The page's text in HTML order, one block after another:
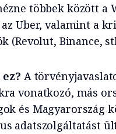
többek között a
Uber, valamint a
(Revolut, Binance,
A
vonatkozó, más
és Magyarország
adatszolgáltatást